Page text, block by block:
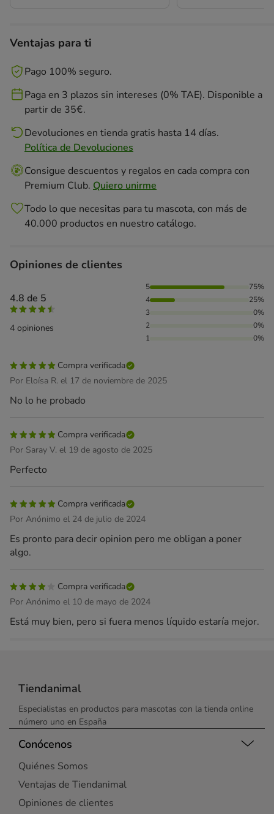
Ventajas para ti
Pago 100% seguro.
Paga en 3 plazos sin intereses (0% TAE). Disponible a
partir de 35€.
Devoluciones en tienda gratis hasta 14 días.
Política de Devoluciones
Consigue descuentos y regalos en cada compra con
Premium Club. Quiero unirme
Todo lo que necesitas para tu mascota, con más de
40.000 productos en nuestro catálogo.
Opiniones de clientes
4.8 de 5
4 opiniones
75% de personas lo han valorado con 5 estrellas, 25% de
5
75%
4
25%
3
0%
2
0%
1
0%
Compra verificada
Por Eloísa R. el 17 de noviembre de 2025
No lo he probado
Compra verificada
Por Saray V. el 19 de agosto de 2025
Perfecto
Compra verificada
Por Anónimo el 24 de julio de 2024
Es pronto para decir opinion pero me obligan a poner
algo.
Compra verificada
Por Anónimo el 10 de mayo de 2024
Está muy bien, pero si fuera menos líquido estaría mejor.
Tiendanimal
Especialistas en productos para mascotas con la tienda online
número uno en España
Conócenos
Quiénes Somos
Ventajas de Tiendanimal
Opiniones de clientes